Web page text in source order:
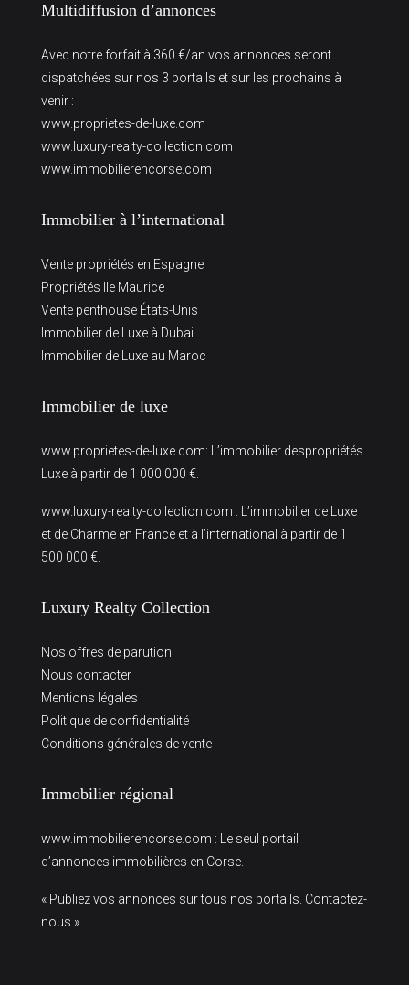
Multidiffusion d’annonces
Avec notre forfait à 360 €/an vos annonces seront
dispatchées sur nos 3 portails et sur les prochains à
venir :
www.proprietes-de-luxe.com
www.luxury-realty-collection.com
www.immobilierencorse.com
Immobilier à l’international
Vente propriétés en Espagne
Propriétés Ile Maurice
Vente penthouse États-Unis
Immobilier de Luxe à Dubai
Immobilier de Luxe au Maroc
Immobilier de luxe
www.proprietes-de-luxe.com: L’immobilier despropriétés
Luxe à partir de 1 000 000 €.
www.luxury-realty-collection.com : L’immobilier de Luxe
et de Charme en France et à l’international à partir de 1
500 000 €.
Luxury Realty Collection
Nos offres de parution
Nous contacter
Mentions légales
Politique de confidentialité
Conditions générales de vente
Immobilier régional
www.immobilierencorse.com : Le seul portail
d’annonces immobilières en Corse.
« Publiez vos annonces sur tous nos portails. Contactez-
nous »